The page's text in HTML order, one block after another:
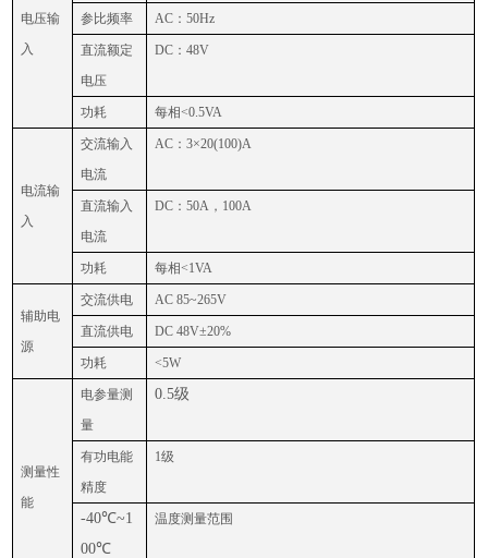
电压输
入
参比频率 AC：50Hz
直流额定
电压
DC：48V
功耗 每相<0.5VA
电流输
入
交流输入
电流
AC：3×20(100)A
直流输入
电流
DC：50A，100A
功耗 每相<1VA
辅助电
源
交流供电 AC 85~265V
直流供电 DC48V±20%
功耗 <5W
测量性
能
电参量测
量
0.5级
有功电能
精度
1级
-40℃~1
00℃
温度测量范围